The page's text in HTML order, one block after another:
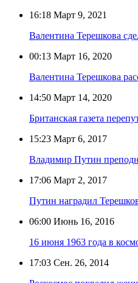
16:18 Март 9, 2021
Валентина Терешкова
00:13 Март 16, 2020
Валентина Терешкова
14:50 Март 14, 2020
Британская газета
15:23 Март 6, 2017
Владимир Путин
17:06 Март 2, 2017
Путин наградил
06:00 Июнь 16, 2016
16 июня 1963 года в
17:03 Сен. 26, 2014